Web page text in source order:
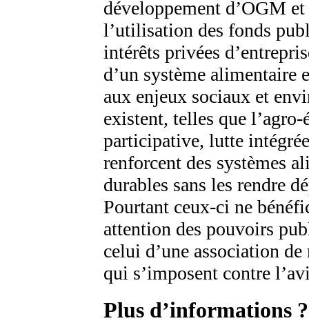
développement d’OGM et
l’utilisation des fonds
intérêts privées
d’un système alimentaire
aux enjeux sociaux et
existent, telles que
participative, lutte
renforcent des systèmes
durables sans les rendre
Pourtant ceux-ci ne
attention des pouvoirs
celui d’une association
qui s’imposent contre
Plus d’informations ?